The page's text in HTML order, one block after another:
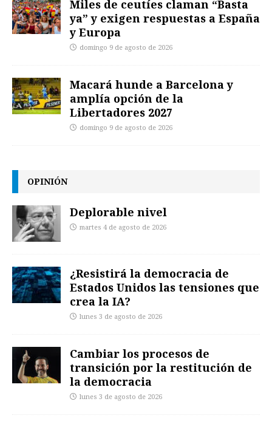
Miles de ceutíes claman “Basta
ya” y exigen respuestas a España
y Europa
domingo 9 de agosto de 2026
Macará hunde a Barcelona y
amplía opción de la
Libertadores 2027
domingo 9 de agosto de 2026
OPINIÓN
Deplorable nivel
martes 4 de agosto de 2026
¿Resistirá la democracia de
Estados Unidos las tensiones que
crea la IA?
lunes 3 de agosto de 2026
Cambiar los procesos de
transición por la restitución de
la democracia
lunes 3 de agosto de 2026